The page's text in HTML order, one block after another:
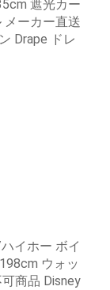
遮光カー
メーカー直送
Drape ドレ
イホー ボイ
ウォッ
商品 Disney